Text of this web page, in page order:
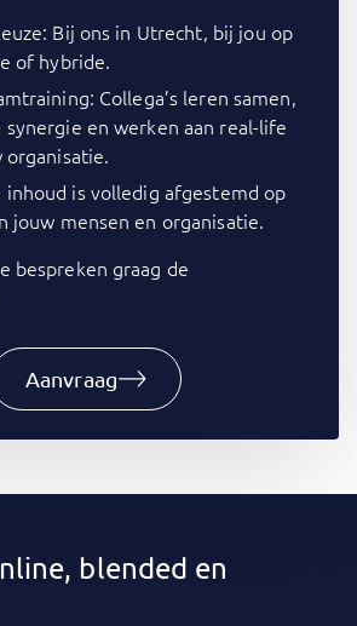
Bij ons in Utrecht, bij jou op
of hybride.
Collega’s leren samen,
en werken aan real-life
organisatie.
inhoud is volledig afgestemd op
jouw mensen en organisatie.
bespreken graag de
Aanvraag
blended en